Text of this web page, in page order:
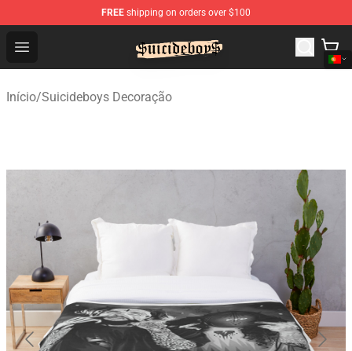
FREE shipping on orders over $100
Open menu
$uicideboy$ Shop - Official $uicideboy$ Merchandise
Início/Suicideboys Decoração